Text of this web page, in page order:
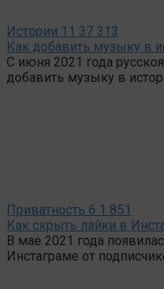
Истории 11 37 313
Как добавить музыку в
С июня 2021 года
добавить музыку в
Приватность 6 1 851
Как скрыть лайки в
В мае 2021 года
Инстаграме от